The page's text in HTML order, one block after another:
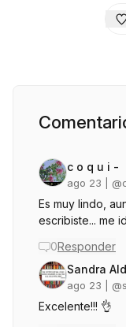
c o q u i -
ago 23 | @
Es muy lindo,
escribiste... me
0Responder
Sandra
ago 23 | @
Excelente!!! 👌